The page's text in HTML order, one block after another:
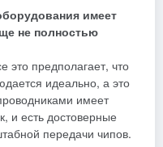
имеет
не полностью
это предполагает, что
идеально, а это
имеет
и есть достоверные
передачи чипов.